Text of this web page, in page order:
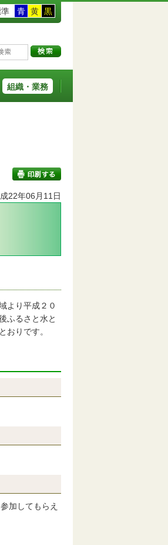
青 黄 黒
組織・業務
22年06月11日
より平成２０
ふるさと水と
おりです。
加してもらえ